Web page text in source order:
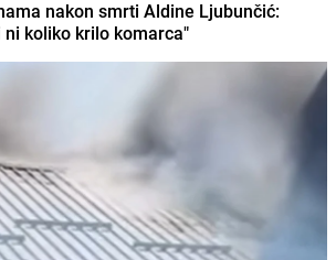
nakon smrti Aldine Ljubunčić:
koliko krilo komarca"